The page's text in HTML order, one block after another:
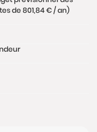
de 801,84 € / an)